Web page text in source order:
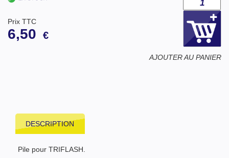
Prix TTC
6,50 €
AJOUTER AU PANIER
DESCRIPTION
Pile pour TRIFLASH.